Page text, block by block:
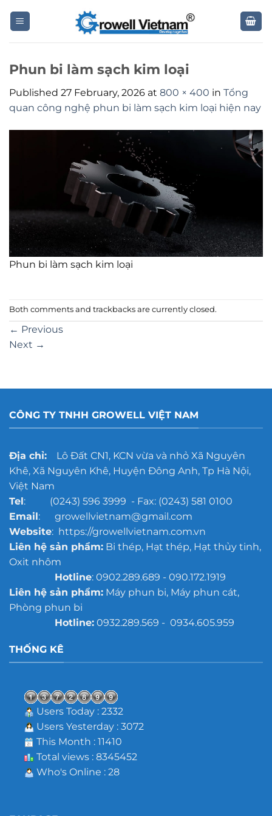
Phun bi làm sạch kim loại
Published 27 February, 2026 at 800 × 400 in Tổng
quan công nghệ phun bi làm sạch kim loại hiện nay
Phun bi làm sạch kim loại
Both comments and trackbacks are currently closed.
← Previous
Next →
CÔNG TY TNHH GROWELL VIỆT NAM
Địa chỉ:Lô Đất CN1, KCN vừa và nhỏ Xã Nguyên
Khê, Xã Nguyên Khê, Huyện Đông Anh, Tp Hà Nội,
Việt Nam
Tel: (0243) 596 3999 - Fax: (0243) 581 0100
Email: growellvietnam@gmail.com
Website: https://growellvietnam.com.vn
Liên hệ sản phẩm:Bi thép, Hạt thép, Hạt thủy tinh,
Oxit nhôm
Hotline: 0902.289.689 - 090.172.1919
Liên hệ sản phẩm:Máy phun bi, Máy phun cát,
Phòng phun bi
Hotline:0932.289.569 - 0934.605.959
THỐNG KÊ
Users Today : 2332
Users Yesterday : 3072
This Month : 11410
Total views : 8345452
Who's Online : 28